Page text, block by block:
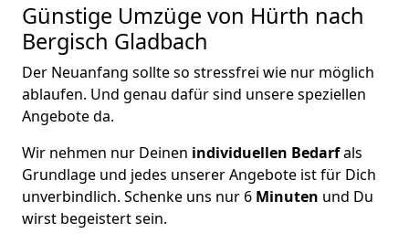
Günstige Umzüge von Hürth nach
Bergisch Gladbach
Der Neuanfang sollte so stressfrei wie nur möglich
ablaufen. Und genau dafür sind unsere speziellen
Angebote da.
Wir nehmen nur Deinen individuellen Bedarfals
Grundlage und jedes unserer Angebote ist für Dich
unverbindlich. Schenke uns nur 6 Minuten und Du
wirst begeistert sein.